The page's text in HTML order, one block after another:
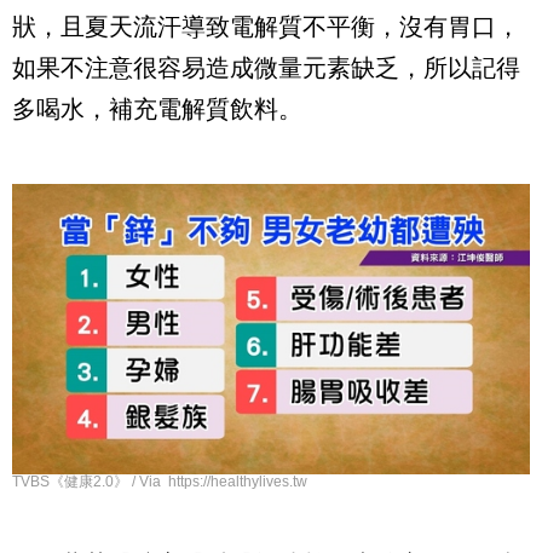
狀，且夏天流汗導致電解質不平衡，沒有胃口，
如果不注意很容易造成微量元素缺乏，所以記得
多喝水，補充電解質飲料。
TVBS《健康2.0》 / Via https://healthylives.tw